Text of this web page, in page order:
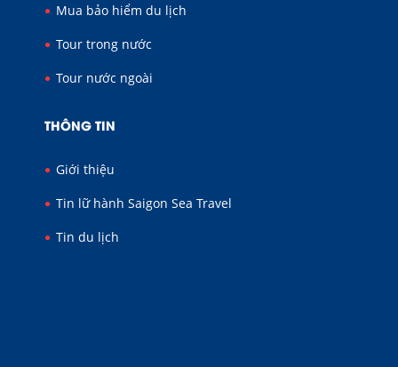
Mua bảo hiểm du lịch
Tour trong nước
Tour nước ngoài
THÔNG TIN
Giới thiệu
Tin lữ hành Saigon Sea Travel
Tin du lịch